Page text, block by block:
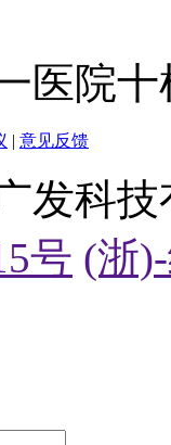
医院
| 意见反馈
发科
号 (浙